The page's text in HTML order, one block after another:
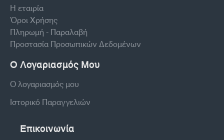
Η εταιρία
Όροι Χρήσης
Πληρωμή - Παραλαβή
Προστασία Προσωπικών Δεδομένων
Ο Λογαριασμός Μου
Ο λογαριασμός μου
Ιστορικό Παραγγελιών
Επικοινωνία